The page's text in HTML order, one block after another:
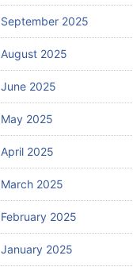
September 2025
August 2025
June 2025
May 2025
April 2025
March 2025
February 2025
January 2025